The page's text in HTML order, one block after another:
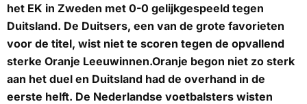
het EK in Zweden met 0-0 gelijkgespeeld tegen
Duitsland. De Duitsers, een van de grote favorieten
voor de titel, wist niet te scoren tegen de opvallend
sterke Oranje Leeuwinnen.Oranje begon niet zo sterk
aan het duel en Duitsland had de overhand in de
eerste helft. De Nederlandse voetbalsters wisten